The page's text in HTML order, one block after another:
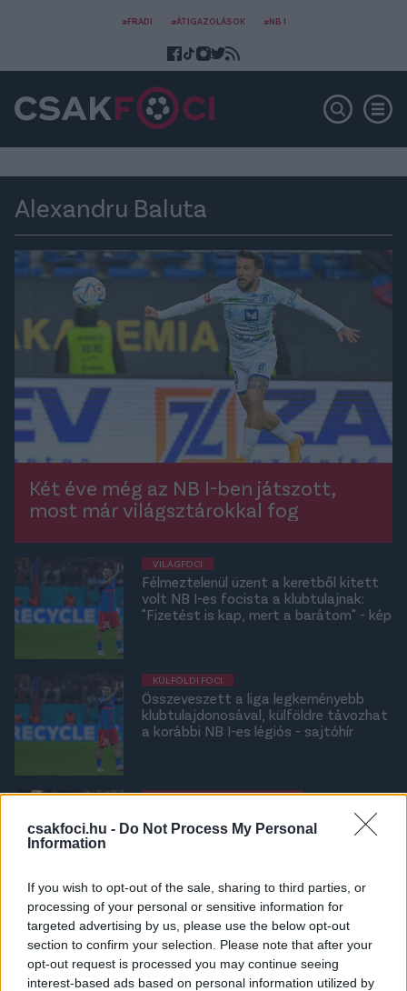
csakfoci.hu - Do Not Process My Personal
Information
If you wish to opt-out of the sale, sharing to third parties, or
processing of your personal or sensitive information for
targeted advertising by us, please use the below opt-out
section to confirm your selection. Please note that after your
opt-out request is processed you may continue seeing
interest-based ads based on personal information utilized by
#FRADI #ÁTIGAZOLÁSOK #NB I
Alexandru Baluta
Két éve még az NB I-ben játszott,
most már világsztárokkal fog
VILÁGFOCI
Félmeztelenül üzent a keretből kitett
volt NB I-es focista a klubtulajnak:
"Fizetést is kap, mert a barátom" - kép
KÜLFÖLDI FOCI
Összeveszett a liga legkeményebb
klubtulajdonosával, külföldre távozhat
a korábbi NB I-es légiós - sajtóhír
OLDALHÁLÓ - CSAKFOCI LIGHT
Szeretője zsarolta meg a volt NB I-es
focistát, börtönbüntetést kapott -
VILÁGFOCI
Zsinórban zavarják a kispadra az NB I-
ből igazolt román válogatottat: "A
magyarországi edzések nullák az
itteniekhez képest"